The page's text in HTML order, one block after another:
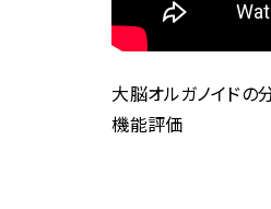
大脳オルガノイドの
機能評価